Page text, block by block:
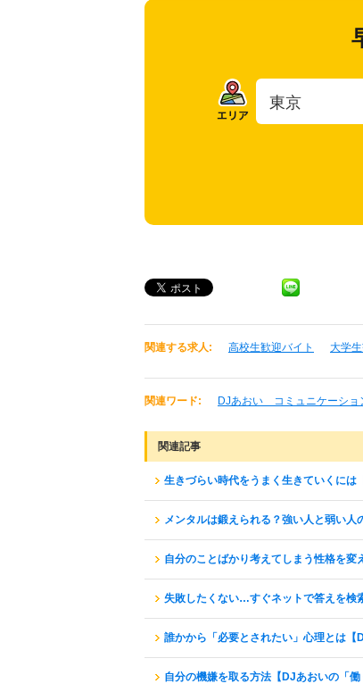
関連する求人: 高校生歓迎バイト 大学
関連ワード: DJあおい コミュニケーショ
関連記事
生きづらい時代をうまく生きていくには
メンタルは鍛えられる？強い人と弱い人
自分のことばかり考えてしまう性格を変
失敗したくない…すぐネットで答えを検
誰かから「必要とされたい」心理とは【
自分の機嫌を取る方法【DJあおいの「働